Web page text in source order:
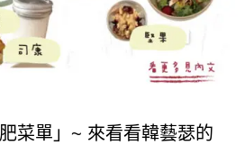
菜單」~ 來看看韓藝瑟的